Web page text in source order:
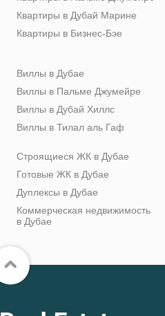
Квартиры в Дубай Марине
Квартиры в Бизнес-Бэе
Виллы в Дубае
Виллы в Пальме Джумейре
Виллы в Дубай Хиллс
Виллы в Тилал аль Гаф
Строящиеся ЖК в Дубае
Готовые ЖК в Дубае
Дуплексы в Дубае
Коммерческая недвижимость
в Дубае